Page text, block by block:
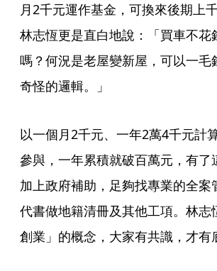
月2千元運作基金，可換來後期上
林志恆更是直白地說：「買車不花
嗎？何況是老屋變新屋，可以一毛
奇怪的邏輯。」
以一個月2千元、一年2萬4千元計
參與，一年累積就破百萬元，有了
加上政府補助，足夠找專業的全
代書做地籍清冊及其他工項。林志
創業」的概念，大家有共識，才有